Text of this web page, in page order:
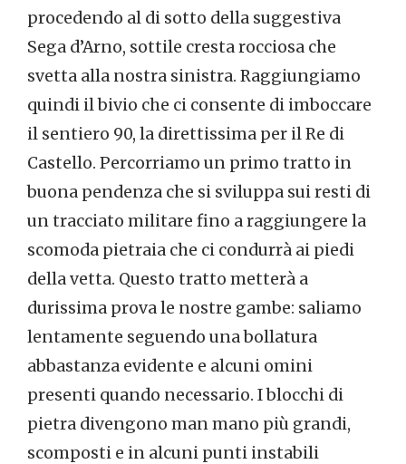
procedendo al di sotto della suggestiva
Sega d’Arno, sottile cresta rocciosa che
svetta alla nostra sinistra. Raggiungiamo
quindi il bivio che ci consente di imboccare
il sentiero 90, la direttissima per il Re di
Castello. Percorriamo un primo tratto in
buona pendenza che si sviluppa sui resti di
un tracciato militare fino a raggiungere la
scomoda pietraia che ci condurrà ai piedi
della vetta. Questo tratto metterà a
durissima prova le nostre gambe: saliamo
lentamente seguendo una bollatura
abbastanza evidente e alcuni omini
presenti quando necessario. I blocchi di
pietra divengono man mano più grandi,
scomposti e in alcuni punti instabili